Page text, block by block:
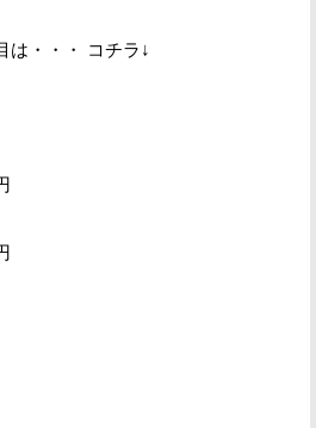
は・・・ コチラ↓